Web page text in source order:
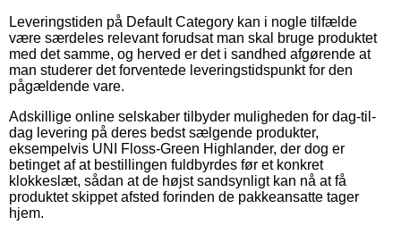
Leveringstiden på Default Category kan i nogle tilfælde
være særdeles relevant forudsat man skal bruge produktet
med det samme, og herved er det i sandhed afgørende at
man studerer det forventede leveringstidspunkt for den
pågældende vare.
Adskillige online selskaber tilbyder muligheden for dag-til-
dag levering på deres bedst sælgende produkter,
eksempelvis UNI Floss-Green Highlander, der dog er
betinget af at bestillingen fuldbyrdes før et konkret
klokkeslæt, sådan at de højst sandsynligt kan nå at få
produktet skippet afsted forinden de pakkeansatte tager
hjem.